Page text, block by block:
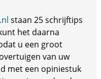
staan 25 schrijftips
het daarna
u een groot
van uw
met een opiniestuk